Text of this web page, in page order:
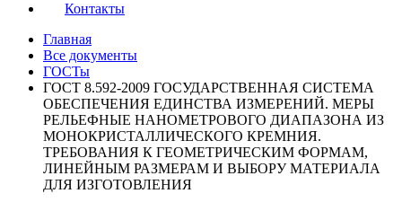
Контакты
Главная
Все документы
ГОСТы
ГОСТ 8.592-2009 ГОСУДАРСТВЕННАЯ СИСТЕМА
ОБЕСПЕЧЕНИЯ ЕДИНСТВА ИЗМЕРЕНИЙ. МЕРЫ
РЕЛЬЕФНЫЕ НАНОМЕТРОВОГО ДИАПАЗОНА ИЗ
МОНОКРИСТАЛЛИЧЕСКОГО КРЕМНИЯ.
ТРЕБОВАНИЯ К ГЕОМЕТРИЧЕСКИМ ФОРМАМ,
ЛИНЕЙНЫМ РАЗМЕРАМ И ВЫБОРУ МАТЕРИАЛА
ДЛЯ ИЗГОТОВЛЕНИЯ